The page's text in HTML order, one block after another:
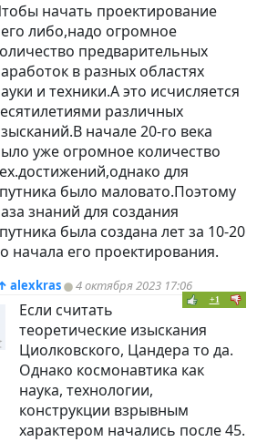
начать проектирование
либо,надо огромное
предварительных
в разных областях
и техники.А это исчисляется
различных
начале 20-го века
уже огромное количество
для
было маловато.Поэтому
знаний для создания
была создана лет за 10-20
начала его проектирования.
alexkras 4 октября 2023 17:06
+1
Если считать
теоретические изыскания
Циолковского, Цандера то да.
Однако космонавтика как
наука, технологии,
конструкции взрывным
характером начались после 45.